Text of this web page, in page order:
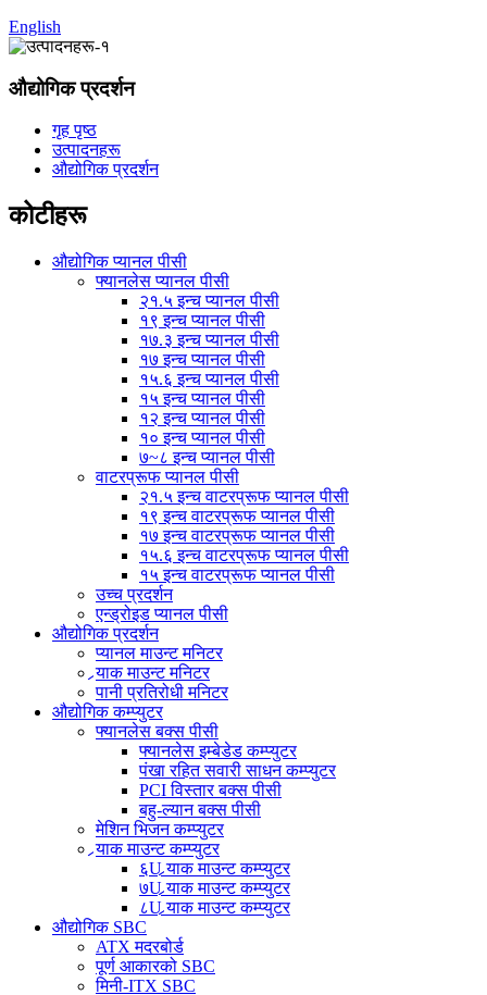
English
औद्योगिक प्रदर्शन
गृह पृष्ठ
उत्पादनहरू
औद्योगिक प्रदर्शन
कोटीहरू
औद्योगिक प्यानल पीसी
फ्यानलेस प्यानल पीसी
२१.५ इन्च प्यानल पीसी
१९ इन्च प्यानल पीसी
१७.३ इन्च प्यानल पीसी
१७ इन्च प्यानल पीसी
१५.६ इन्च प्यानल पीसी
१५ इन्च प्यानल पीसी
१२ इन्च प्यानल पीसी
१० इन्च प्यानल पीसी
७~८ इन्च प्यानल पीसी
वाटरप्रूफ प्यानल पीसी
२१.५ इन्च वाटरप्रूफ प्यानल पीसी
१९ इन्च वाटरप्रूफ प्यानल पीसी
१७ इन्च वाटरप्रूफ प्यानल पीसी
१५.६ इन्च वाटरप्रूफ प्यानल पीसी
१५ इन्च वाटरप्रूफ प्यानल पीसी
उच्च प्रदर्शन
एन्ड्रोइड प्यानल पीसी
औद्योगिक प्रदर्शन
प्यानल माउन्ट मनिटर
र्‍याक माउन्ट मनिटर
पानी प्रतिरोधी मनिटर
औद्योगिक कम्प्युटर
फ्यानलेस बक्स पीसी
फ्यानलेस इम्बेडेड कम्प्युटर
पंखा रहित सवारी साधन कम्प्युटर
PCI विस्तार बक्स पीसी
बहु-ल्यान बक्स पीसी
मेशिन भिजन कम्प्युटर
र्‍याक माउन्ट कम्प्युटर
६U र्‍याक माउन्ट कम्प्युटर
७U र्‍याक माउन्ट कम्प्युटर
८U र्‍याक माउन्ट कम्प्युटर
औद्योगिक SBC
ATX मदरबोर्ड
पूर्ण आकारको SBC
मिनी-ITX SBC